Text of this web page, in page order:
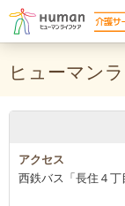
ヒューマン
アクセス
西鉄バス「長住４